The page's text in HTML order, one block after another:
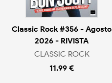
Classic Rock #356 - Agosto
2026 - RIVISTA
CLASSIC ROCK
11.99 €